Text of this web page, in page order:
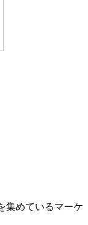
集めているマーケ